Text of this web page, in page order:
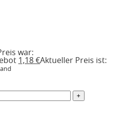
war:
1,18 €Aktueller Preis ist: